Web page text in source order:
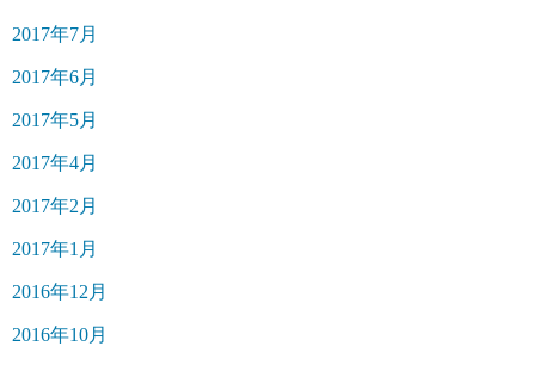
2017年7月
2017年6月
2017年5月
2017年4月
2017年2月
2017年1月
2016年12月
2016年10月